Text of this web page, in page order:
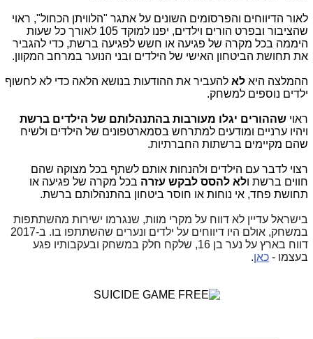
לאור הדיווחים והפרסומים השונים על אתגר "הלוויתן הכחול", ראוי
שהציבור ובפרט הורים וילדים, יפנו למוקד 105 לאורך כל שעות
היממה בכל מקרה של פגיעה או חשש לפגיעה ברשת, כדי להגביר
את תחושת הביטחון האישי של הילדים ובני הנוער במרחב המקוון.
ההמלצה היא לא להעביר את ההודעות בנושא הלאה כדי לא לחשוף
ילדים נוספים למשחק.
ראוי שההורים יגלו מעורבות בהתנהלותם של הילדים ברשת
ויהיו ערניים ומודעים למתרחש בסמארטפונים של הילדים ולשיח
שהם מקיימים ברשתות החברתיות.
רצוי לדבר עם הילדים ולהנחות אותם לשתף בכל מצוקה שהם
חווים ברשת ולא להסס לבקש עזרה בכל מקרה של פגיעה או
תחושת פחד, אי נוחות או חוסר ביטחון בהתנהלותם ברשת.
בישראל עדיין לא דווח על מקרי מוות, שנגרמו ישירות מהשתתפות
במשחק, אולם היו דיווחים על ילדים ונערים שהשתתפו בו. ב-2017
דווח בארץ על נער בן 16, שלקח חלק במשחק ובעקבותיו פגע
בעצמו - כאן.